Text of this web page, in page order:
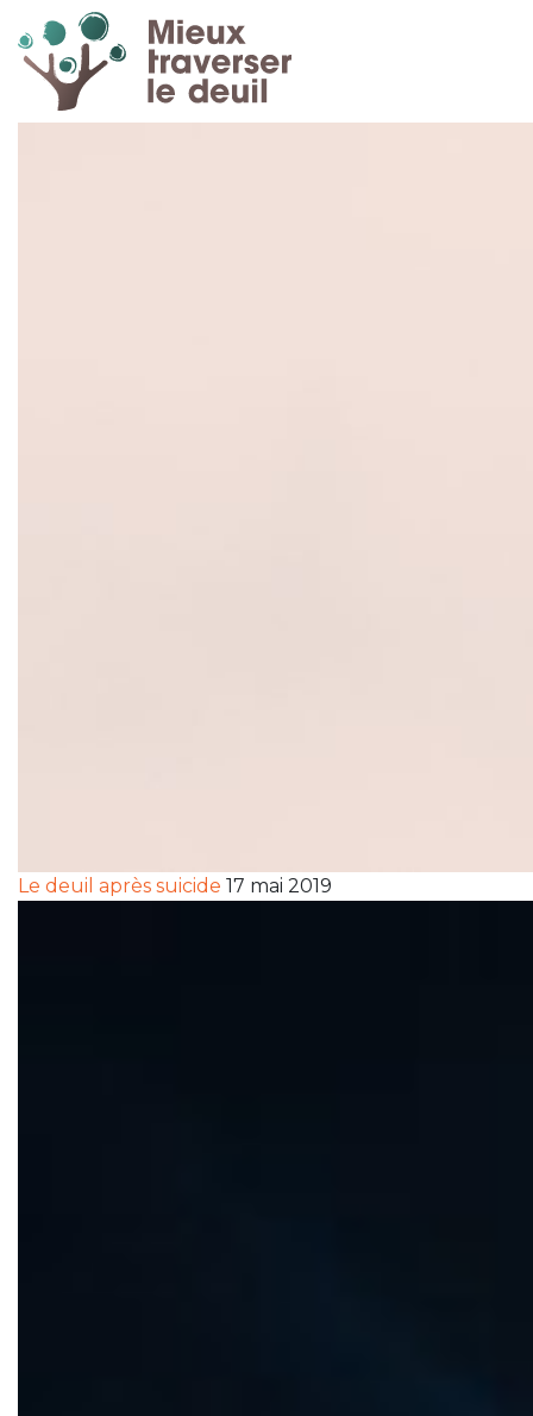
Le deuil après suicide 17 mai 2019